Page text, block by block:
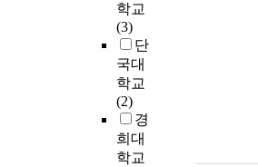
학교
(3)
단
국대
학교
(2)
경
희대
학교